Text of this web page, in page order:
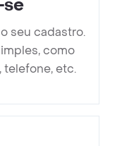
seu cadastro.
como
telefone, etc.